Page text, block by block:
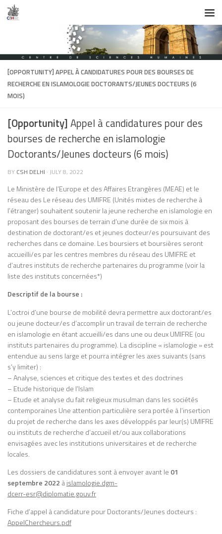
Skip to content
[OPPORTUNITY] APPEL À CANDIDATURES POUR DES BOURSES DE
RECHERCHE EN ISLAMOLOGIE DOCTORANTS/JEUNES DOCTEURS (6
MOIS)
[Opportunity]Appel à candidatures pour des
bourses de recherche en islamologie
Doctorants/Jeunes docteurs (6 mois)
BY CSH DELHI · JULY 8, 2022
Le Ministère de l’Europe et des Affaires Etrangères (MEAE) et le
réseau des Le réseau des UMIFRE (Unités mixtes de recherche à
l’étranger) souhaitent soutenir la jeune recherche en islamologie en
proposant des bourses de terrain d’une durée de six mois à
destination de doctorant/es et jeunes docteur/es poursuivant des
recherches dans ce domaine. Les boursiers et boursières seront
accueilli/es par les centres membres du réseau des UMIFRE et
d’autres instituts de recherche partenaires du programme (voir la
liste des instituts concernées*)
Descriptif de la bourse :
L’octroi d’une bourse de mobilité devra permettre aux doctorant/es
ou jeune docteur/es d’accomplir un travail de terrain de recherche
en islamologie en étant accueilli/es dans une ou deux UMIFRE (ou
instituts partenaires du programme). La discipline « islamologie » est
entendue au sens large et pourra intégrer les axes suivants (sans
s’y limiter) :
– Analyse, sciences et critique des textes et des doctrines
– Etude historique de l’Islam
– Etude et analyse du fait religieux musulman dans les sociétés
contemporaines Une attention particulière sera portée à l’insertion
du projet de recherche dans les axes développés par leur(s) UMIFRE
ou instituts de recherche d’accueil et/ou aux collaborations
envisagées avec les institutions universitaires et de recherche
locales.
Les dossiers de candidatures sont à envoyer avant le 01
septembre 2022 àislamologie.dgm-
dcerr-esr@diplomatie.gouv.fr
Fiche d’appel à candidature pour Doctorants/Jeunes docteurs :
AppelChercheurs.pdf